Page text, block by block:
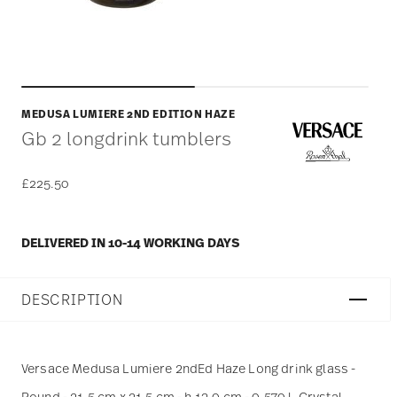
MEDUSA LUMIERE 2ND EDITION HAZE
Gb 2 longdrink tumblers
£225.50
DELIVERED IN 10-14 WORKING DAYS
DESCRIPTION
Versace Medusa Lumiere 2ndEd Haze Long drink glass -